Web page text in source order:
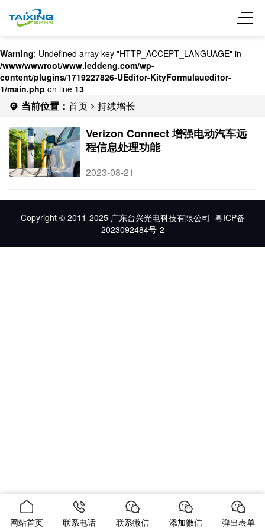
Warning: Undefined array key "HTTP_ACCEPT_LANGUAGE" in
/www/wwwroot/www.leddeng.com/wp-
content/plugins/1719227826-UEditor-KityFormulaueditor-
1/main.php on line 13
当前位置： 首页 持续增长
Verizon Connect 增强电动汽车远
程信息处理功能
2023-08-21
Copyright © 2011-2025 广东台兴光电科技有限公司 粤ICP备
2023092484号-2
网站首页 联系电话 联系微信 添加微信 弹出表单